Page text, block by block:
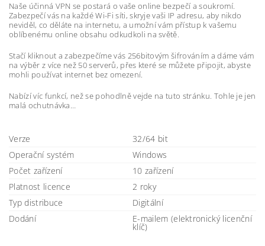
Naše účinná VPN se postará o vaše online bezpečí a soukromí.
Zabezpečí vás na každé Wi-Fi síti, skryje vaši IP adresu, aby nikdo
neviděl, co děláte na internetu, a umožní vám přístup k vašemu
oblíbenému online obsahu odkudkoli na světě.
Stačí kliknout a zabezpečíme vás 256bitovým šifrováním a dáme vám
na výběr z více než 50 serverů, přes které se můžete připojit, abyste
mohli používat internet bez omezení.
Nabízí víc funkcí, než se pohodlně vejde na tuto stránku. Tohle je jen
malá ochutnávka…
Verze
32/64 bit
Operační systém
Windows
Počet zařízení
10 zařízení
Platnost licence
2 roky
Typ distribuce
Digitální
Dodání
E-mailem (elektronický licenční
klíč)